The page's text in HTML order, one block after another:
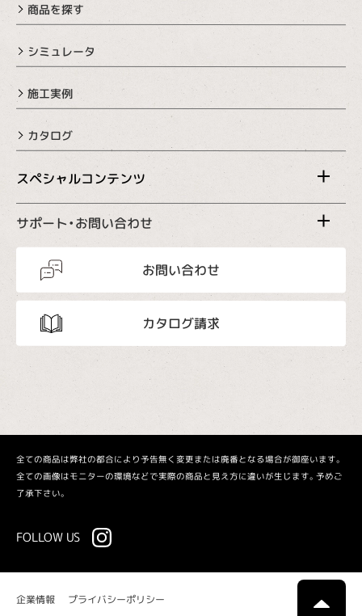
商品を探す
シミュレータ
施工実例
カタログ
スペシャルコンテンツ
サポート・お問い合わせ
お問い合わせ
カタログ請求
全ての商品は弊社の都合により予告無く変更または廃番となる場合が御座います。
全ての画像はモニターの環境などで実際の商品と見え方に違いが生じます。予めご
了承下さい。
FOLLOW US
企業情報 プライバシーポリシー